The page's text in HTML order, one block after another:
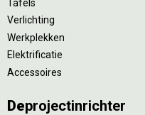
Tafels
Verlichting
Werkplekken
Elektrificatie
Accessoires
Deprojectinrichter